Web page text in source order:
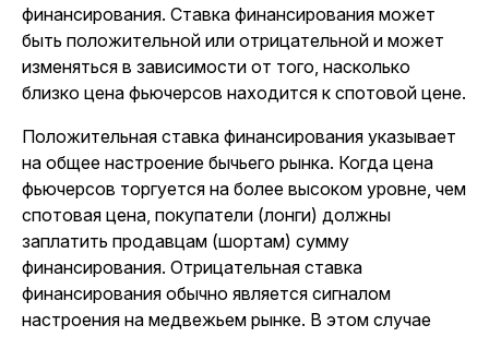
финансирования. Ставка финансирования может
быть положительной или отрицательной и может
изменяться в зависимости от того, насколько
близко цена фьючерсов находится к спотовой цене.
Положительная ставка финансирования указывает
на общее настроение бычьего рынка. Когда цена
фьючерсов торгуется на более высоком уровне, чем
спотовая цена, покупатели (лонги) должны
заплатить продавцам (шортам) сумму
финансирования. Отрицательная ставка
финансирования обычно является сигналом
настроения на медвежьем рынке. В этом случае